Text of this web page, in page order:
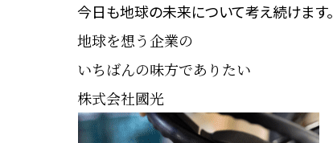
今日も地球の未来について考え続けます。
地球を想う企業の
いちばんの味方でありたい
株式会社國光